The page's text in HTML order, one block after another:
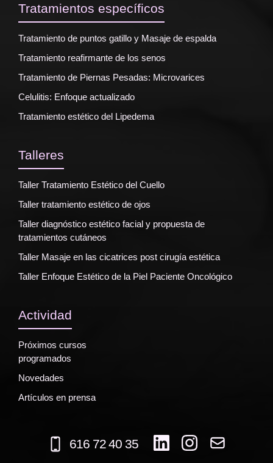
Tratamientos específicos
Tratamiento de puntos gatillo y Masaje de espalda
Tratamiento reafirmante de los senos
Tratamiento de Piernas Pesadas: Microvarices
Celulitis: Enfoque actualizado
Tratamiento estético del Lipedema
Talleres
Taller Tratamiento Estético del Cuello
Taller tratamiento estético de ojos
Taller diagnóstico estético facial y propuesta de
tratamientos cutáneos
Taller Masaje en las cicatrices post cirugía estética
Taller Enfoque Estético de la Piel Paciente Oncológico
Actividad
Próximos cursos
programados
Novedades
Artículos en prensa
616 72 40 35